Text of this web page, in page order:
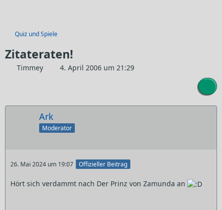
Quiz und Spiele
Zitateraten!
Timmey 4. April 2006 um 21:29
Ark
Moderator
26. Mai 2024 um 19:07 Offizieller Beitrag
Hört sich verdammt nach Der Prinz von Zamunda an